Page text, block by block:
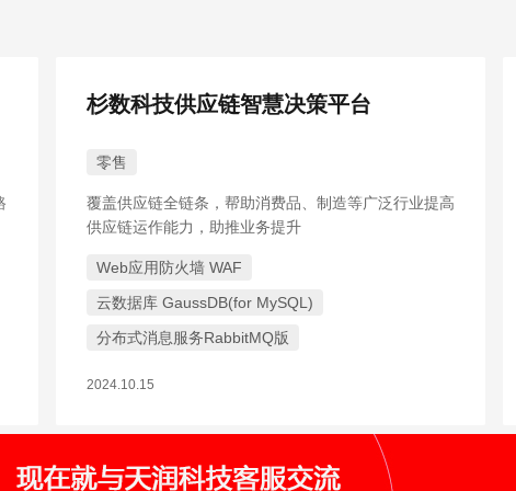
杉数科技供应链智慧决策平台
零售
覆盖供应链全链条，帮助消费品、制造等广泛行业提高
供应链运作能力，助推业务提升
Web应用防火墙 WAF
云数据库 GaussDB(for MySQL)
分布式消息服务RabbitMQ版
2024.10.15